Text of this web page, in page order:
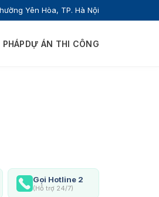
Yên Hòa, TP. Hà Nội
PHÁPDỰ ÁN THI CÔNG
Gọi Hotline 2
(Hỗ trợ 24/7)